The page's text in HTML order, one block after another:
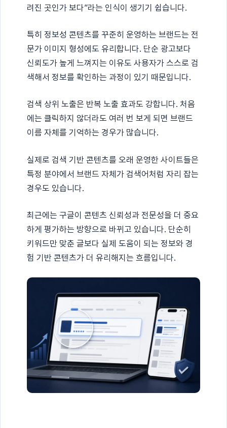
려진 곳인가 보다”라는 인식이 생기기 쉽습니다.
특히 정보성 콘텐츠를 꾸준히 운영하는 브랜드는 전
문가 이미지 형성에도 유리합니다. 단순 광고보다
신뢰도가 높게 느껴지는 이유도 사용자가 스스로 검
색해서 정보를 확인하는 과정이 있기 때문입니다.
검색 상위 노출은 반복 노출 효과도 강합니다. 처음
에는 클릭하지 않더라도 여러 번 보게 되면 브랜드
이름 자체를 기억하는 경우가 많습니다.
실제로 검색 기반 콘텐츠를 오래 운영한 사이트들은
특정 분야에서 브랜드 자체가 검색어처럼 자리 잡는
경우도 있습니다.
최근에는 구글이 콘텐츠 신뢰성과 전문성을 더 중요
하게 평가하는 방향으로 바뀌고 있습니다. 단순히
키워드만 맞춘 글보다 실제 도움이 되는 정보와 경
험 기반 콘텐츠가 더 유리해지는 흐름입니다.